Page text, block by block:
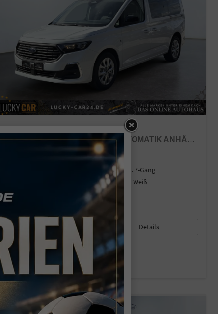
FORD GRAND TOURNEO
TITANIUM 1,5 7 SITZER KLIMAAUTOMATIK ANHÄNGERKUPPLUNG SITZHEIZUNG EINPARKHILFE KAMERA 17 ZOLL LEICHTMETALL ACC
Neuwagen mit Tageszulassung
GetriebeAutom. 7-Gang
AußenfarbeFrozen Weiß
Leistung 85 kW (116 PS) Kilometerstand
33.140,– €
45.650,– €
Details
Verbrauch kombiniert: 6,80 l/100km
CO2
CO
2-Emissionen:155,00 g/km
26,9%